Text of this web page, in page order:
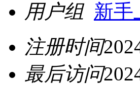
用户组 新手
注册时间
最后访问